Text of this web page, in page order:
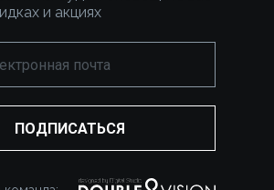
и акциях
ПОДПИСАТЬСЯ